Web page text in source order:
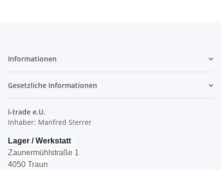
Informationen
Gesetzliche Informationen
i-trade e.U.
Inhaber: Manfred Sterrer
Lager / Werkstatt
Zaunermühlstraße 1
4050 Traun